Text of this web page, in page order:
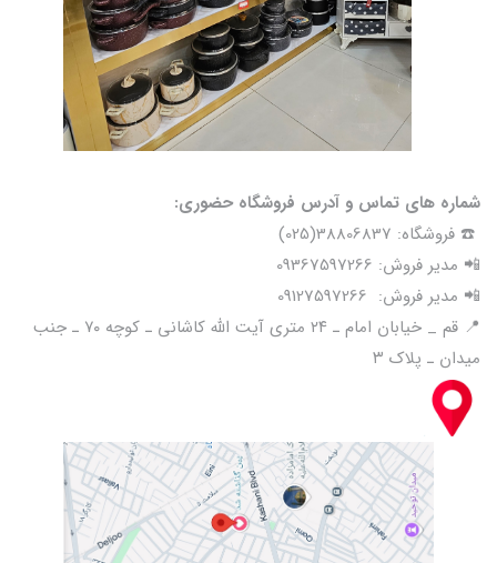
شماره های تماس و آدرس فروشگاه حضوری:
☎️ فروشگاه: 38806837(025)
📲 مدیر فروش: 09367597266
📲 مدیر فروش: 09127597266
📍 قم _ خیابان امام ـ ۲۴ متری آیت الله کاشانی ـ کوچه ۷۰ ـ جنب
میدان ـ پلاک ۳